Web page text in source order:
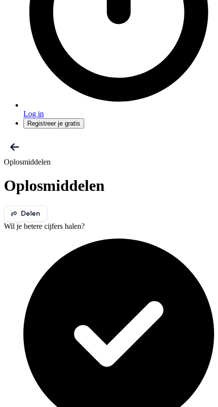
Log in
Registreer je gratis
Oplosmiddelen
Oplosmiddelen
Delen
Wil je betere cijfers halen?